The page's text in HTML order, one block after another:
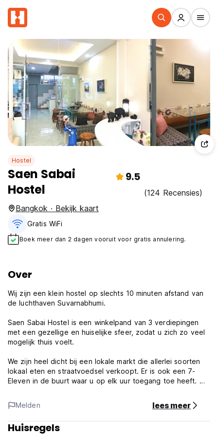
Hostel
Saen Sabai
Hostel
9.5
(124 Recensies)
Bangkok · Bekijk kaart
Gratis WiFi
Boek meer dan 2 dagen vooruit voor gratis annulering.
Over
Wij zijn een klein hostel op slechts 10 minuten afstand van
de luchthaven Suvarnabhumi.
Saen Sabai Hostel is een winkelpand van 3 verdiepingen
met een gezellige en huiselijke sfeer, zodat u zich zo veel
mogelijk thuis voelt.
We zijn heel dicht bij een lokale markt die allerlei soorten
lokaal eten en straatvoedsel verkoopt. Er is ook een 7-
Eleven in de buurt waar u op elk uur toegang toe heeft. Wij
voor u te houden als we kunnen.
'Saen Sabai' betekent immers uiterst comfortabel en dat is
wat wij willen dat u zich voelt als u bij ons verblijft.
Melden lees meer
Huisregels